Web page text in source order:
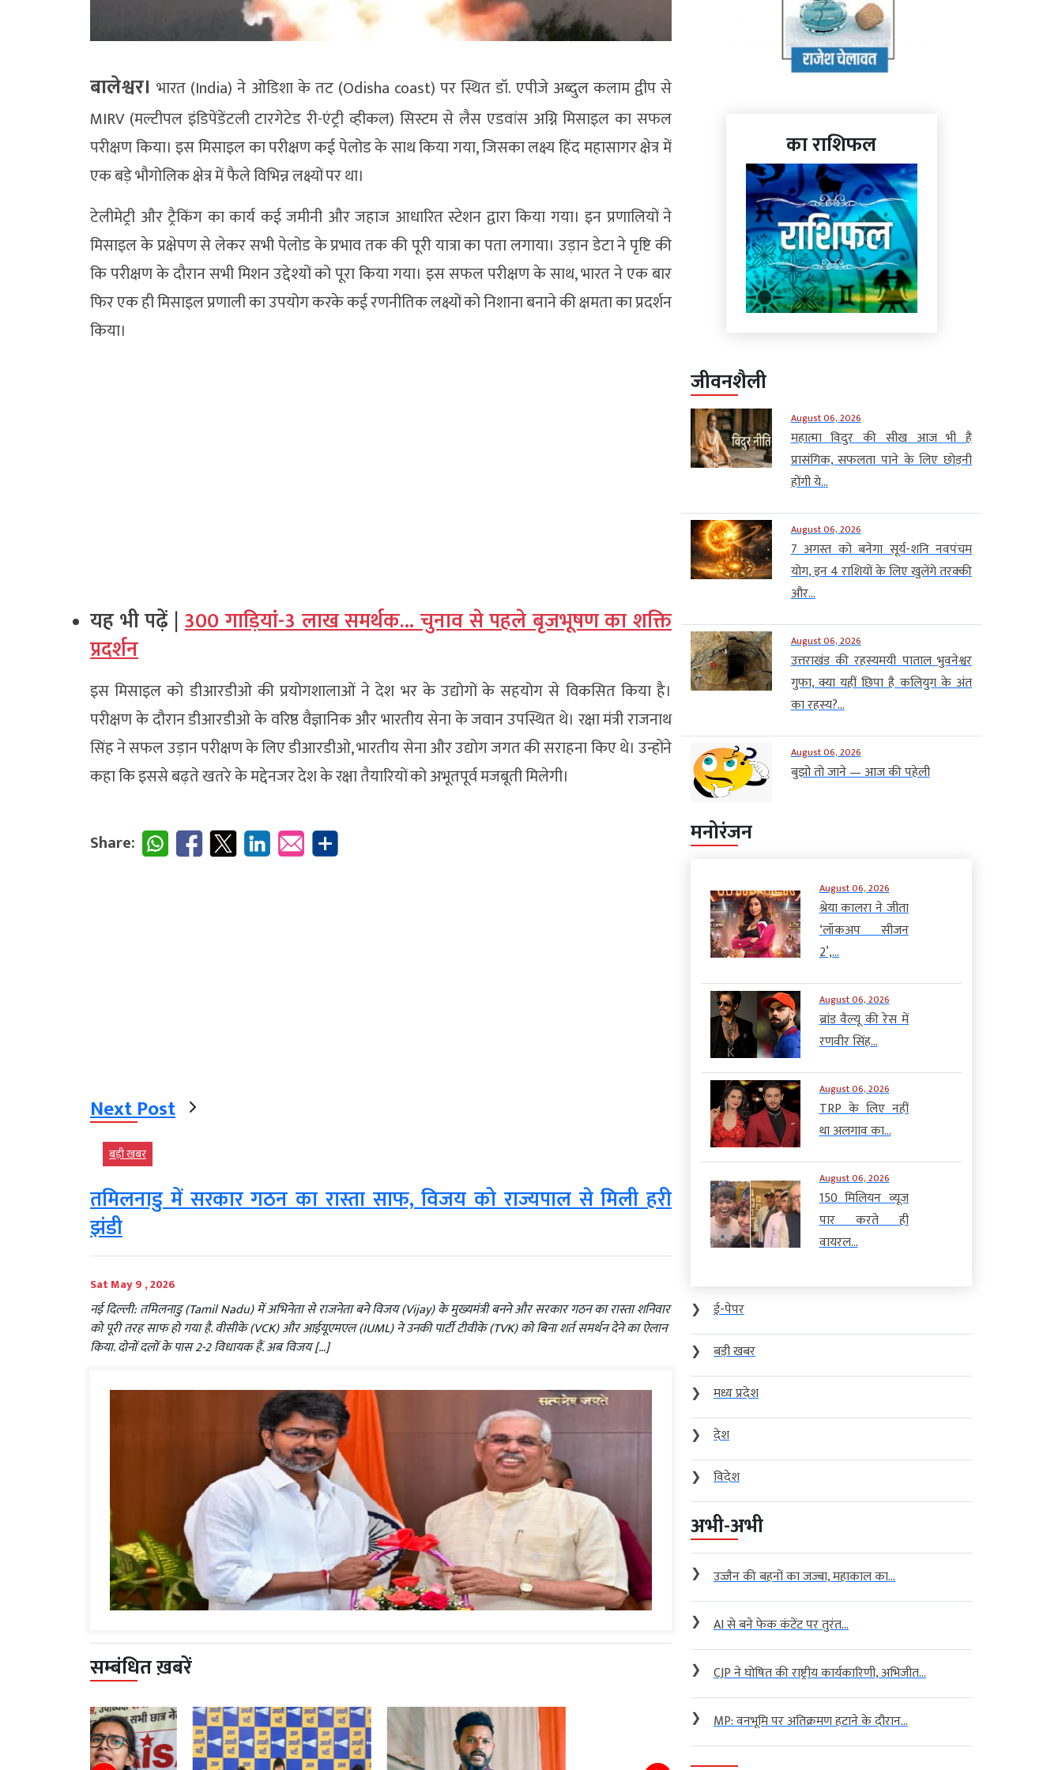
बालेश्वर। भारत (India) ने ओडिशा के तट (Odisha coast) पर स्थित डॉ. एपीजे अब्दुल कलाम द्वीप से
MIRV (मल्टीपल इंडिपेंडेंटली टारगेटेड री-एंट्री व्हीकल) सिस्टम से लैस एडवांस अग्नि मिसाइल का सफल
परीक्षण किया। इस मिसाइल का परीक्षण कई पेलोड के साथ किया गया, जिसका लक्ष्य हिंद महासागर क्षेत्र में
एक बड़े भौगोलिक क्षेत्र में फैले विभिन्न लक्ष्यों पर था।
टेलीमेट्री और ट्रैकिंग का कार्य कई जमीनी और जहाज आधारित स्टेशन द्वारा किया गया। इन प्रणालियों ने
मिसाइल के प्रक्षेपण से लेकर सभी पेलोड के प्रभाव तक की पूरी यात्रा का पता लगाया। उड़ान डेटा ने पृष्टि की
कि परीक्षण के दौरान सभी मिशन उद्देश्यों को पूरा किया गया। इस सफल परीक्षण के साथ, भारत ने एक बार
फिर एक ही मिसाइल प्रणाली का उपयोग करके कई रणनीतिक लक्ष्यों को निशाना बनाने की क्षमता का प्रदर्शन
किया।
यह भी पढ़ें |300 गाड़ियां-3 लाख समर्थक… चुनाव से पहले बृजभूषण का शक्ति
प्रदर्शन
इस मिसाइल को डीआरडीओ की प्रयोगशालाओं ने देश भर के उद्योगों के सहयोग से विकसित किया है।
परीक्षण के दौरान डीआरडीओ के वरिष्ठ वैज्ञानिक और भारतीय सेना के जवान उपस्थित थे। रक्षा मंत्री राजनाथ
सिंह ने सफल उड़ान परीक्षण के लिए डीआरडीओ, भारतीय सेना और उद्योग जगत की सराहना किए थे। उन्होंने
कहा कि इससे बढ़ते खतरे के मद्देनजर देश के रक्षा तैयारियों को अभूतपूर्व मजबूती मिलेगी।
Share:
Next Post
बड़ी खबर
तमिलनाडु में सरकार गठन का रास्ता साफ, विजय को राज्यपाल से मिली हरी
झंडी
Sat May 9 , 2026
नई दिल्ली: तमिलनाडु (Tamil Nadu) में अभिनेता से राजनेता बने विजय (Vijay) के मुख्यमंत्री बनने और सरकार गठन का रास्ता शनिवार
को पूरी तरह साफ हो गया है. वीसीके (VCK) और आईयूएमएल (IUML) ने उनकी पार्टी टीवीके (TVK) को बिना शर्त समर्थन देने का ऐलान
किया. दोनों दलों के पास 2-2 विधायक हैं. अब विजय […]
सम्बंधित ख़बरें
का राशिफल
जीवनशैली
August 06, 2026
महात्मा विदुर की सीख आज भी है
प्रासंगिक, सफलता पाने के लिए छोड़नी
होंगी ये...
August 06, 2026
7 अगस्त को बनेगा सूर्य-शनि नवपंचम
योग, इन 4 राशियों के लिए खुलेंगे तरक्की
और...
August 06, 2026
उत्तराखंड की रहस्यमयी पाताल भुवनेश्वर
गुफा, क्या यहीं छिपा है कलियुग के अंत
का रहस्य?...
August 06, 2026
बुझो तो जाने — आज की पहेली
मनोरंजन
August 06, 2026
श्रेया कालरा ने जीता
‘लॉकअप सीजन
2’,...
August 06, 2026
ब्रांड वैल्यू की रेस में
रणवीर सिंह...
August 06, 2026
TRP के लिए नहीं
था अलगाव का...
August 06, 2026
150 मिलियन व्यूज
पार करते ही
वायरल...
❯
ई-पेपर
❯
बड़ी खबर
❯
मध्य प्रदेश
❯
देश
❯
विदेश
अभी-अभी
❯ उज्जैन की बहनों का जज्बा, महाकाल का...
❯ AI से बने फेक कंटेंट पर तुरंत...
❯ CJP ने घोषित की राष्ट्रीय कार्यकारिणी, अभिजीत...
❯ MP: वनभूमि पर अतिक्रमण हटाने के दौरान...